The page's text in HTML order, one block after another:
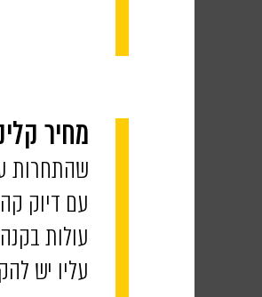
מחיר
שהתחרות
עם דיוק
עולות
עליו יש